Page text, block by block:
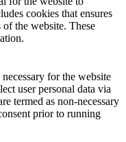
cookies that ensures
the website. These
for the website
user personal data via
termed as non-necessary
prior to running